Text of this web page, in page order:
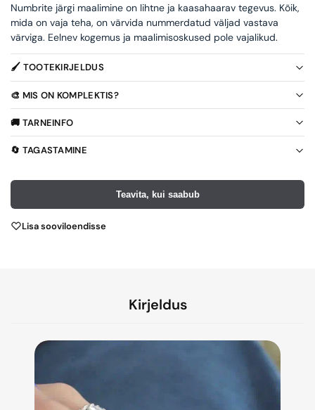
Numbrite järgi maalimine on lihtne ja kaasahaarav tegevus. Kõik,
mida on vaja teha, on värvida nummerdatud väljad vastava
värviga. Eelnev kogemus ja maalimisoskused pole vajalikud.
🖌️ TOOTEKIRJELDUS
🎨 MIS ON KOMPLEKTIS?
🚚 TARNEINFO
🔄 TAGASTAMINE
Teavita, kui saabub
Lisa sooviloendisse
Kirjeldus